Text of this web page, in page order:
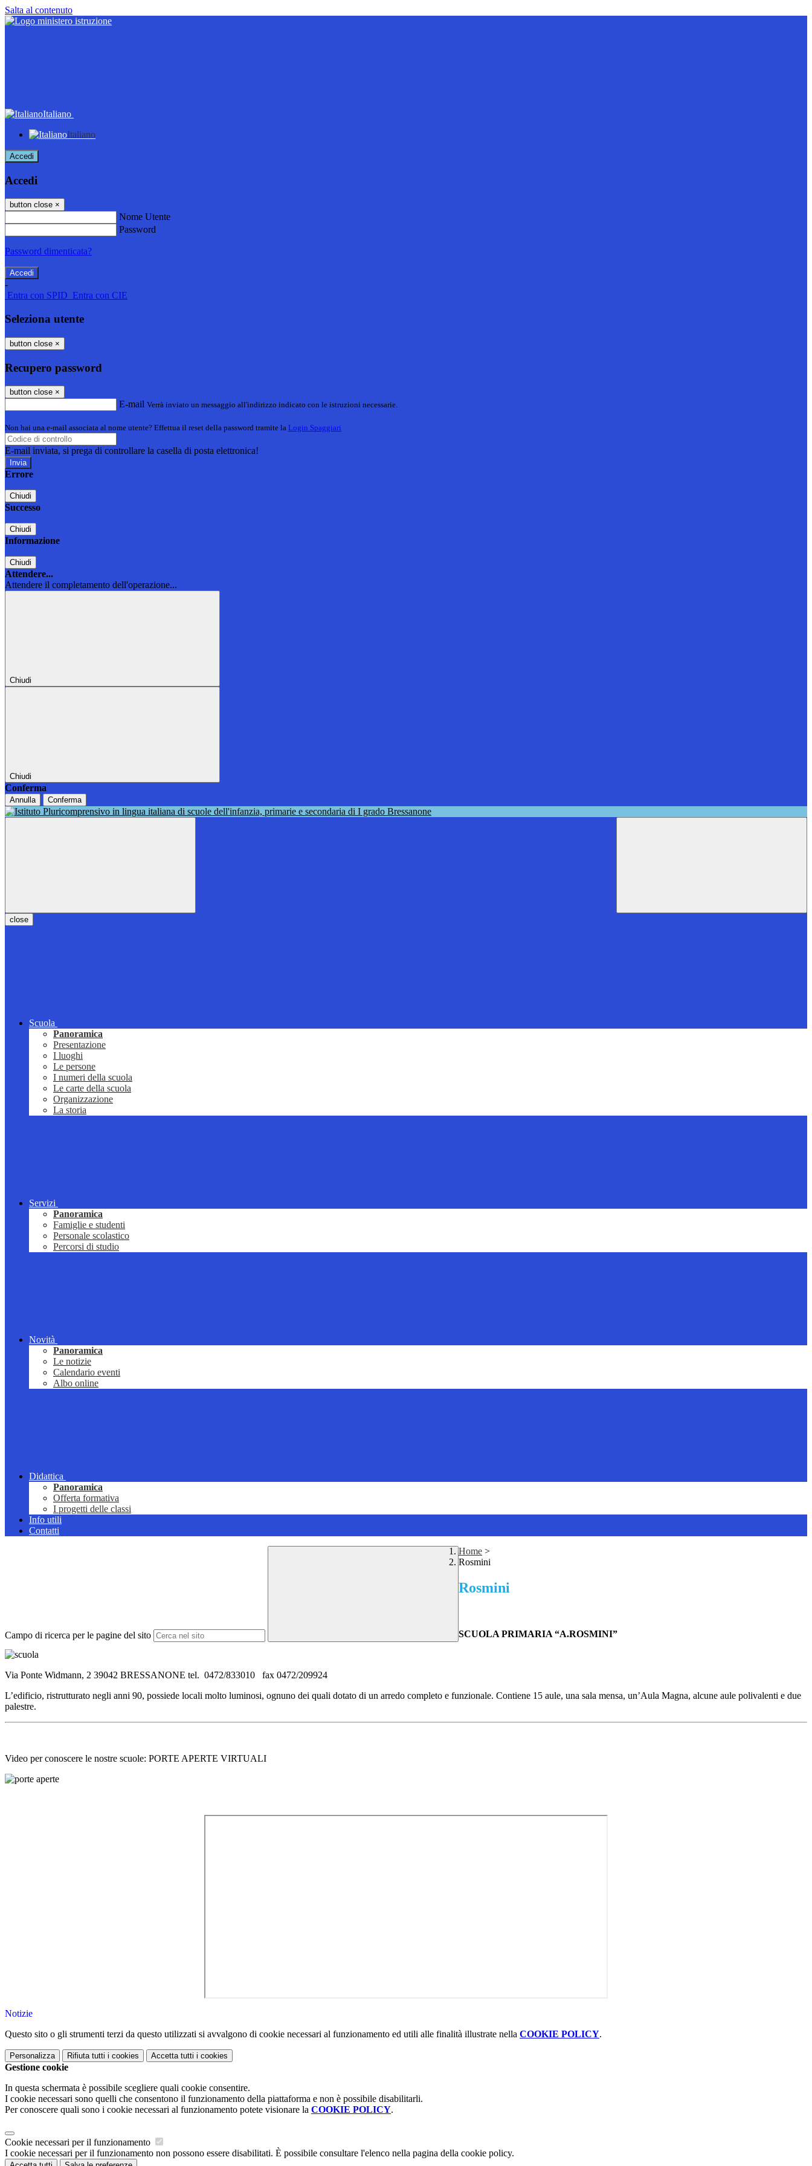
Salta al contenuto
Italiano
Italiano
Accedi
Accedi
button close ×
Nome Utente
Password
Password dimenticata?
-
Entra con SPID Entra con CIE
Seleziona utente
button close ×
Recupero password
button close ×
E-mail Verrà inviato un messaggio all'indirizzo indicato con le istruzioni necessarie.
Non hai una e-mail associata al nome utente? Effettua il reset della password tramite la Login Spaggiari
E-mail inviata, si prega di controllare la casella di posta elettronica!
Errore
Chiudi
Successo
Chiudi
Informazione
Chiudi
Attendere...
Attendere il completamento dell'operazione...
Chiudi
Chiudi
Conferma
Annulla Conferma
close
Scuola
Panoramica
Presentazione
I luoghi
Le persone
I numeri della scuola
Le carte della scuola
Organizzazione
La storia
Servizi
Panoramica
Famiglie e studenti
Personale scolastico
Percorsi di studio
Novità
Panoramica
Le notizie
Calendario eventi
Albo online
Didattica
Panoramica
Offerta formativa
I progetti delle classi
Info utili
Contatti
Campo di ricerca per le pagine del sito
Home >
Rosmini
Rosmini
SCUOLA PRIMARIA “A.ROSMINI”
Via Ponte Widmann, 2 39042 BRESSANONE tel. 0472/833010 fax 0472/209924
L’edificio, ristrutturato negli anni 90, possiede locali molto luminosi, ognuno dei quali dotato di un arredo completo e funzionale. Contiene 15 aule, una sala mensa, un’Aula Magna, alcune aule polivalenti e due
palestre.
Video per conoscere le nostre scuole: PORTE APERTE VIRTUALI
Notizie
Questo sito o gli strumenti terzi da questo utilizzati si avvalgono di cookie necessari al funzionamento ed utili alle finalità illustrate nella COOKIE POLICY.
Personalizza Rifiuta tutti i cookies Accetta tutti i cookies
Gestione cookie
In questa schermata è possibile scegliere quali cookie consentire.
I cookie necessari sono quelli che consentono il funzionamento della piattaforma e non è possibile disabilitarli.
Per conoscere quali sono i cookie necessari al funzionamento potete visionare la COOKIE POLICY.
Cookie necessari per il funzionamento
I cookie necessari per il funzionamento non possono essere disabilitati. È possibile consultare l'elenco nella pagina della cookie policy.